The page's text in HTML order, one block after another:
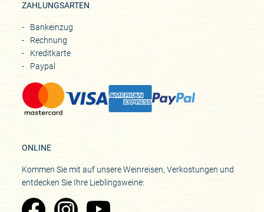
ZAHLUNGSARTEN
Bankeinzug
Rechnung
Kreditkarte
Paypal
ONLINE
Kommen Sie mit auf unsere Weinreisen, Verkostungen und
entdecken Sie Ihre Lieblingsweine:
Zu Pinard's Facebook-Seite
Zu Pinard's Instagram-Seite
Zu Pinard's YouTube-Seite